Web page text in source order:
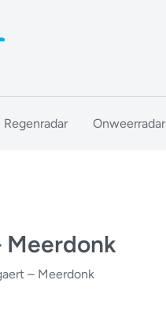
Regenradar Onweerradar
Meerdonk
– Meerdonk